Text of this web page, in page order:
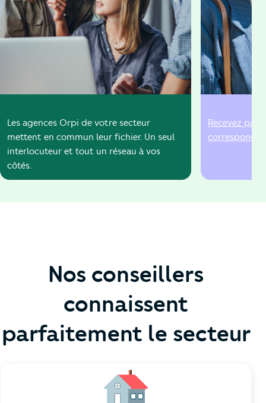
Les agences Orpi de votre secteur
mettent en commun leur fichier. Un seul
interlocuteur et tout un réseau à vos
côtés.
Recevez par
Nos conseillers
connaissent
parfaitement le secteur